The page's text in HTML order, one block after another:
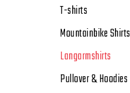
T-shirts
Mountainbike Shirts
Langarmshirts
Pullover & Hoodies